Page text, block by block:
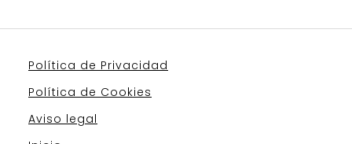
Política de Privacidad
Política de Cookies
Aviso legal